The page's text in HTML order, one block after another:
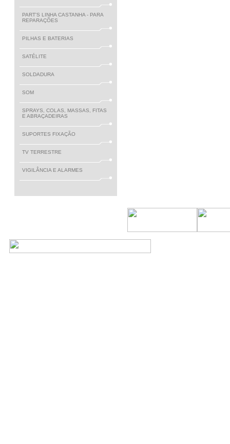
PART'S LINHA CASTANHA - PARA
REPARAÇÕES
PILHAS E BATERIAS
SATÉLITE
SOLDADURA
SOM
SPRAYS, COLAS, MASSAS, FITAS
E ABRAÇADEIRAS
SUPORTES FIXAÇÃO
TV TERRESTRE
VIGILÂNCIA E ALARMES